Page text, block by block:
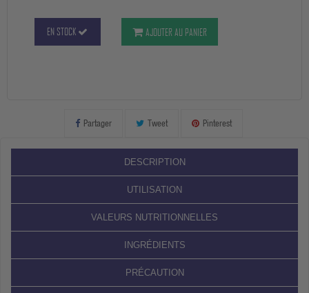
EN STOCK AJOUTER AU PANIER
Partager Tweet Pinterest
DESCRIPTION
UTILISATION
VALEURS NUTRITIONNELLES
INGRÉDIENTS
PRÉCAUTION